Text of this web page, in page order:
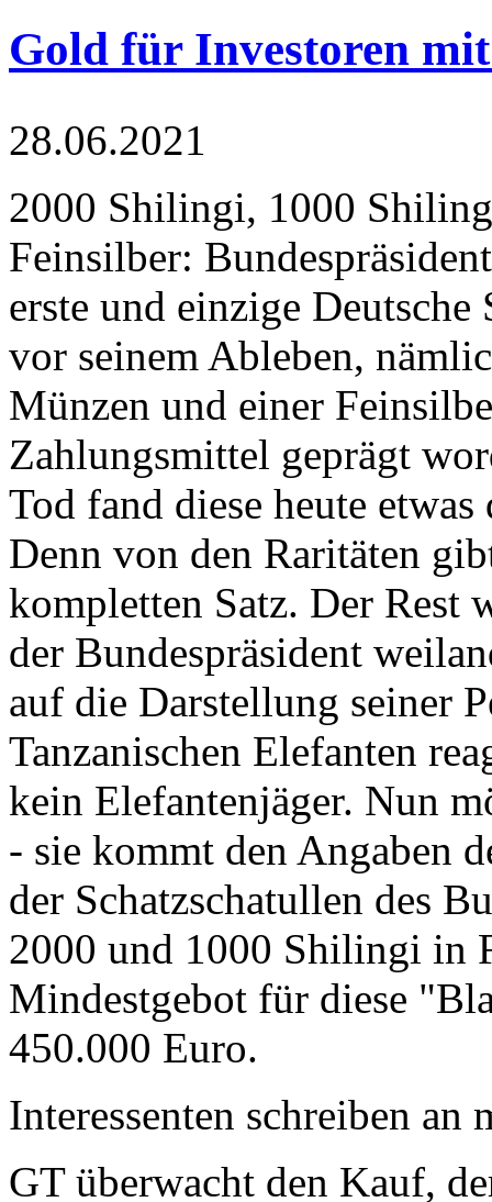
Gold für Investoren
28.06.2021
2000 Shilingi, 1000
Feinsilber:
erste und einzige Deutsche
vor seinem Ableben,
Münzen und einer
Zahlungsmittel geprägt
Tod fand diese heute
Denn von den Raritäten
kompletten Satz. Der Rest
der Bundespräsident
auf die Darstellung seiner
Tanzanischen Elefanten
kein Elefantenjäger. Nun
- sie kommt den Angaben
der Schatzschatullen des
2000 und 1000 Shilingi in
Mindestgebot für diese
450.000 Euro.
Interessenten schreiben
GT überwacht den Kauf,